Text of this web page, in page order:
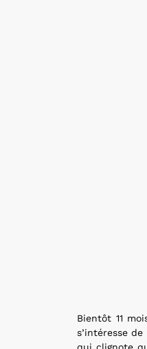
Bientôt 11
s’intéresse